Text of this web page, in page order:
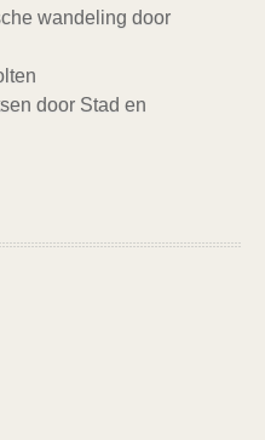
wandeling door
door Stad en